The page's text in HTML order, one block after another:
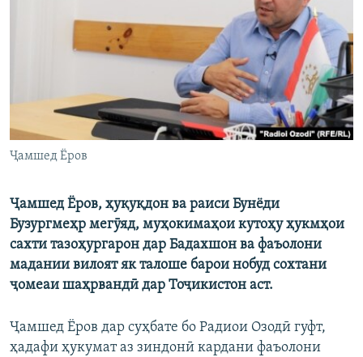
Ҷамшед Ёров
Ҷамшед Ёров, ҳуқуқдон ва раиси Бунёди
Бузургмеҳр мегӯяд, муҳокимаҳои кутоҳу ҳукмҳои
сахти тазоҳургарон дар Бадахшон ва фаъолони
мадании вилоят як талоше барои нобуд сохтани
ҷомеаи шаҳрвандӣ дар Тоҷикистон аст.
Ҷамшед Ёров дар суҳбате бо Радиои Озодӣ гуфт,
ҳадафи ҳукумат аз зиндонӣ кардани фаъолони